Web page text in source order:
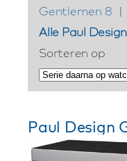
Gentlemen 8 |
Alle Paul
Sorteren op
Paul Design